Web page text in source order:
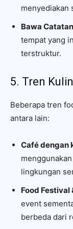
menyediakan
Bawa
tempat yang
terstruktur.
5. Tren
Beberapa tren
antara lain:
Café dengan
lingkungan
Food Festival
event
berbeda dari